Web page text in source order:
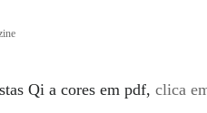
Qi a cores em pdf, clica